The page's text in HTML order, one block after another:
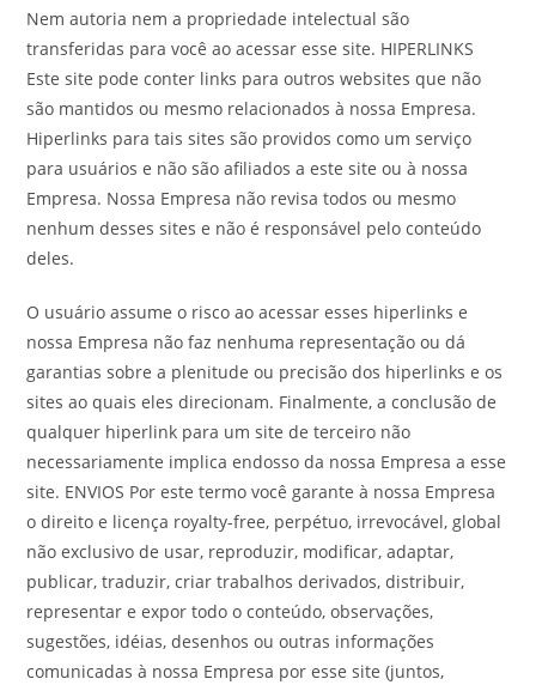
Nem autoria nem a propriedade intelectual são
transferidas para você ao acessar esse site. HIPERLINKS
Este site pode conter links para outros websites que não
são mantidos ou mesmo relacionados à nossa Empresa.
Hiperlinks para tais sites são providos como um serviço
para usuários e não são afiliados a este site ou à nossa
Empresa. Nossa Empresa não revisa todos ou mesmo
nenhum desses sites e não é responsável pelo conteúdo
deles.
O usuário assume o risco ao acessar esses hiperlinks e
nossa Empresa não faz nenhuma representação ou dá
garantias sobre a plenitude ou precisão dos hiperlinks e os
sites ao quais eles direcionam. Finalmente, a conclusão de
qualquer hiperlink para um site de terceiro não
necessariamente implica endosso da nossa Empresa a esse
site. ENVIOS Por este termo você garante à nossa Empresa
o direito e licença royalty-free, perpétuo, irrevocável, global
não exclusivo de usar, reproduzir, modificar, adaptar,
publicar, traduzir, criar trabalhos derivados, distribuir,
representar e expor todo o conteúdo, observações,
sugestões, idéias, desenhos ou outras informações
comunicadas à nossa Empresa por esse site (juntos,